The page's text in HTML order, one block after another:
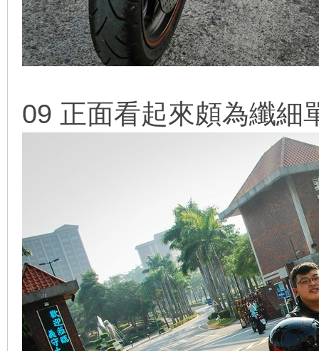
09 正面看起來頗為纖細